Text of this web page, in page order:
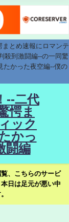
とめ速報にロマンテ
殺到激闘編--の一同驚
たかった夜空編--僕の
--二代
愕ま
ック
かっ
闘編
、こちらのサービ
日は足元が悪い中